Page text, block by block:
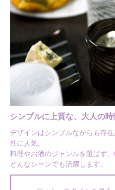
シンプルに上質な、大人の時
デザインはシンプルながらも存
性に人気。
料理やお酒のジャンルを選ばず
どんなシーンでも活躍します。